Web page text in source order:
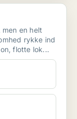
en helt
rykke ind
flotte lok...